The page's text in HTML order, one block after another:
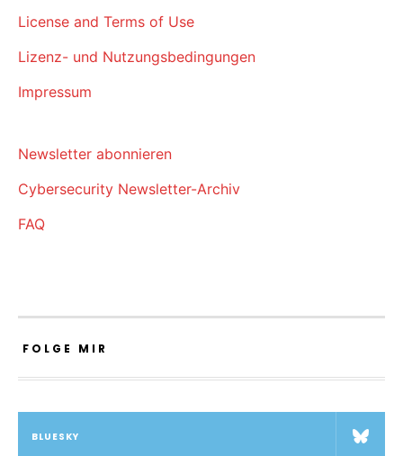
License and Terms of Use
Lizenz- und Nutzungsbedingungen
Impressum
Newsletter abonnieren
Cybersecurity Newsletter-Archiv
FAQ
FOLGE MIR
BLUESKY